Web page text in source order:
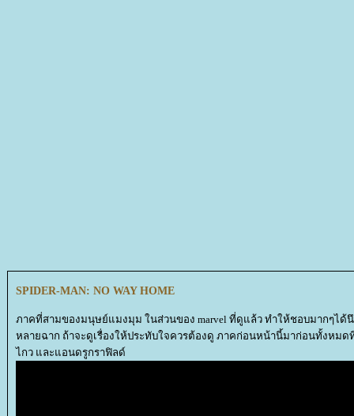
SPIDER-MAN: NO WAY HOME
ภาคที่สามของมนุษย์แมงมุม ในส่วนของ marvel ที่ดูแล้ว ทำให้ชอบมากๆได้
หลายฉาก ถ้าจะดูเรื่องให้ประทับใจควรต้องดู ภาคก่อนหน้านี้มาก่อนทั้งหม
ไกว และแอนดรูกราฟิลด์